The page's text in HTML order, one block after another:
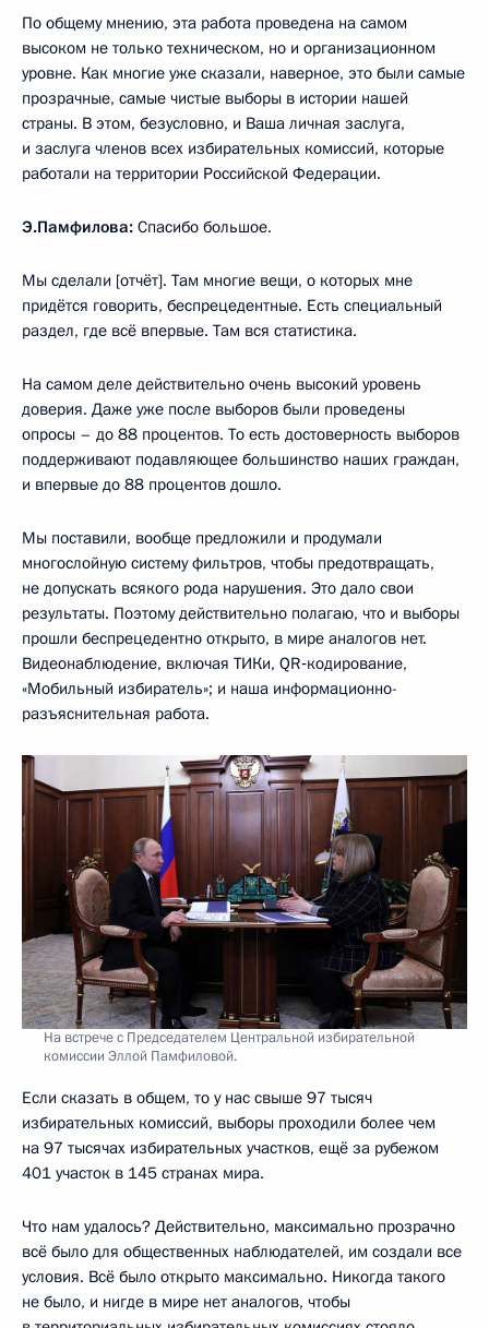
По общему мнению, эта работа проведена на самом
высоком не только техническом, но и организационном
уровне. Как многие уже сказали, наверное, это были самые
прозрачные, самые чистые выборы в истории нашей
страны. В этом, безусловно, и Ваша личная заслуга,
и заслуга членов всех избирательных комиссий, которые
работали на территории Российской Федерации.
Э.Памфилова: Спасибо большое.
Мы сделали [отчёт]. Там многие вещи, о которых мне
придётся говорить, беспрецедентные. Есть специальный
раздел, где всё впервые. Там вся статистика.
На самом деле действительно очень высокий уровень
доверия. Даже уже после выборов были проведены
опросы – до 88 процентов. То есть достоверность выборов
поддерживают подавляющее большинство наших граждан,
и впервые до 88 процентов дошло.
Мы поставили, вообще предложили и продумали
многослойную систему фильтров, чтобы предотвращать,
не допускать всякого рода нарушения. Это дало свои
результаты. Поэтому действительно полагаю, что и выборы
прошли беспрецедентно открыто, в мире аналогов нет.
Видеонаблюдение, включая ТИКи, QR‑кодирование,
«Мобильный избиратель»; и наша информационно-
разъяснительная работа.
На встрече с Председателем Центральной избирательной
комиссии Эллой Памфиловой.
Если сказать в общем, то у нас свыше 97 тысяч
избирательных комиссий, выборы проходили более чем
на 97 тысячах избирательных участков, ещё за рубежом
401 участок в 145 странах мира.
Что нам удалось? Действительно, максимально прозрачно
всё было для общественных наблюдателей, им создали все
условия. Всё было открыто максимально. Никогда такого
не было, и нигде в мире нет аналогов, чтобы